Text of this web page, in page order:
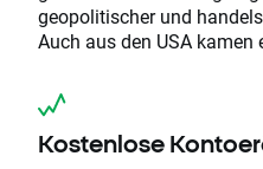
geopolitischer und
Auch aus den USA kamen
Kostenlose